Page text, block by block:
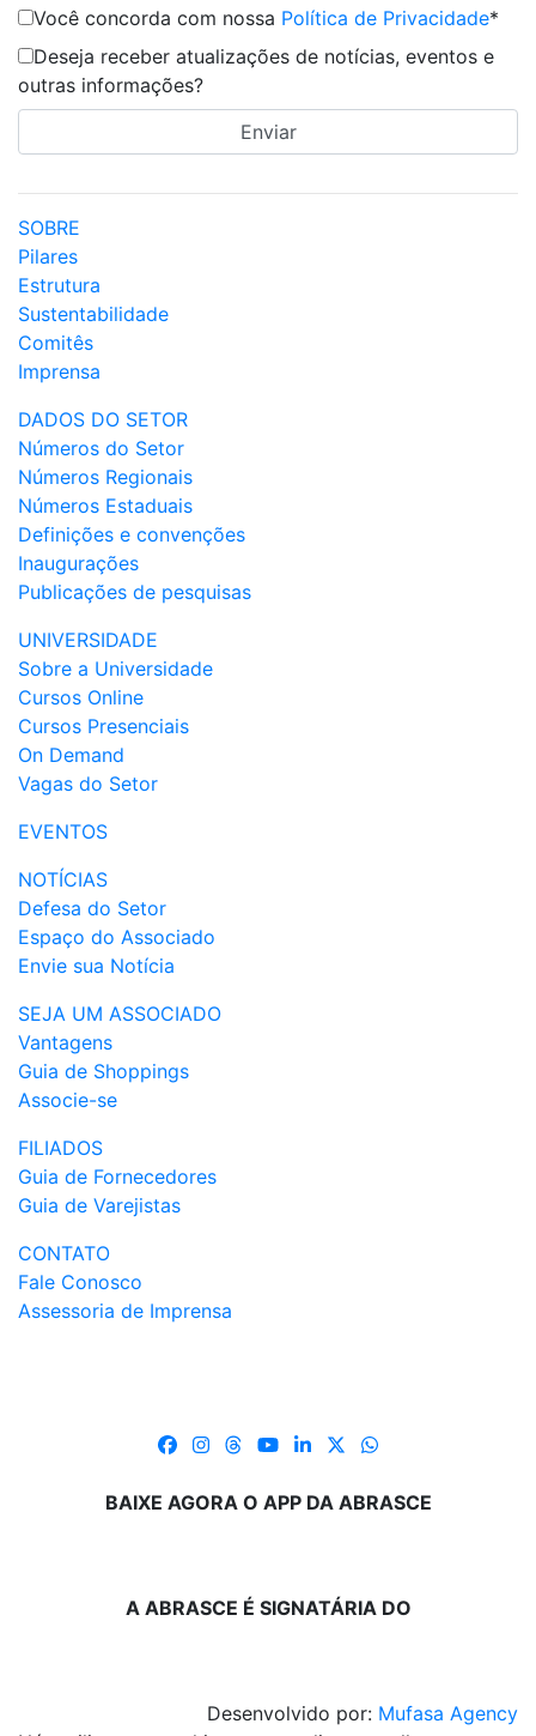
Você concorda com nossa Política de Privacidade*
Deseja receber atualizações de notícias, eventos e
outras informações?
SOBRE
Pilares
Estrutura
Sustentabilidade
Comitês
Imprensa
DADOS DO SETOR
Números do Setor
Números Regionais
Números Estaduais
Definições e convenções
Inaugurações
Publicações de pesquisas
UNIVERSIDADE
Sobre a Universidade
Cursos Online
Cursos Presenciais
On Demand
Vagas do Setor
EVENTOS
NOTÍCIAS
Defesa do Setor
Espaço do Associado
Envie sua Notícia
SEJA UM ASSOCIADO
Vantagens
Guia de Shoppings
Associe-se
FILIADOS
Guia de Fornecedores
Guia de Varejistas
CONTATO
Fale Conosco
Assessoria de Imprensa
BAIXE AGORA O APP DA ABRASCE
A ABRASCE É SIGNATÁRIA DO
Desenvolvido por: Mufasa Agency